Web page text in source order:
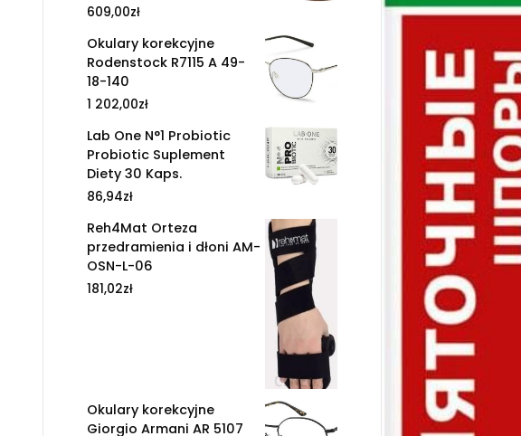
609,00zł
Okulary korekcyjne
Rodenstock R7115 A 49-
18-140
1 202,00zł
Lab One N°1 Probiotic
Probiotic Suplement
Diety 30 Kaps.
86,94zł
Reh4Mat Orteza
przedramienia i dłoni AM-
OSN-L-06
181,02zł
Okulary korekcyjne
Giorgio Armani AR 5107